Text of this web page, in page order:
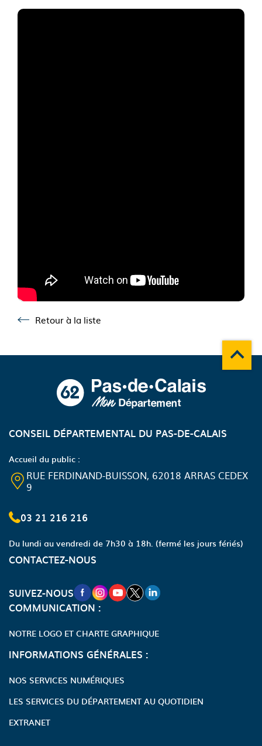
Retour à la liste
Retour à la liste
CONSEIL DÉPARTEMENTAL DU PAS-DE-CALAIS
Accueil du public :
RUE FERDINAND-BUISSON, 62018 ARRAS CEDEX
9
03 21 216 216
Du lundi au vendredi de 7h30 à 18h. (fermé les jours fériés)
CONTACTEZ-NOUS
SUIVEZ-NOUSNOUVELLE FENÊTRE VERS LA PAGE
NOUVELLE FENÊTRE VERS LA
NOUVELLE FENÊTRE VERS LA
NOUVELLE FENÊTRE VERS
NOUVELLE FENÊTRE
COMMUNICATION :
NOTRE LOGO ET CHARTE GRAPHIQUE
INFORMATIONS GÉNÉRALES :
NOS SERVICES NUMÉRIQUES
LES SERVICES DU DÉPARTEMENT AU QUOTIDIEN
EXTRANET